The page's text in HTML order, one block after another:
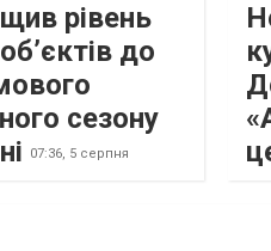
рівень
до
сезону
07:36, 5 серпня